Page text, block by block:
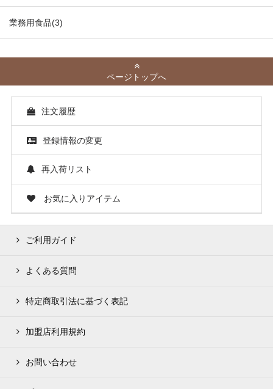
業務用食品(3)
ページトップへ
注文履歴
登録情報の変更
再入荷リスト
お気に入りアイテム
ご利用ガイド
よくある質問
特定商取引法に基づく表記
加盟店利用規約
お問い合わせ